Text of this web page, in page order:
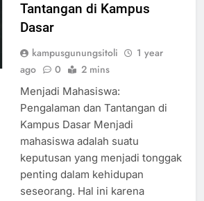
Tantangan di Kampus
Dasar
kampusgunungsitoli
1 year
ago
0 2 mins
Menjadi Mahasiswa:
Pengalaman dan Tantangan di
Kampus Dasar Menjadi
mahasiswa adalah suatu
keputusan yang menjadi tonggak
penting dalam kehidupan
seseorang. Hal ini karena